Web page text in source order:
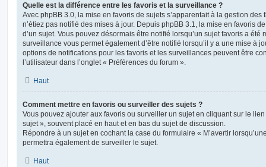
Quelle est la différence entre les favoris et la surveillance ?
Avec phpBB 3.0, la mise en favoris de sujets s’apparentait à la gestion des
n’étiez pas notifié des mises à jour. Depuis phpBB 3.1, la mise en favoris
d’un sujet. Vous pouvez désormais être notifié lorsqu’un sujet favoris a été
surveillance vous permet également d’être notifié lorsqu’il y a une mise à
options de notifications pour les favoris et les surveillances peuvent être
l’utilisateur dans l’onglet « Préférences du forum ».
Haut
Comment mettre en favoris ou surveiller des sujets ?
Vous pouvez ajouter aux favoris ou surveiller un sujet en cliquant sur le
sujet », souvent placé en haut et en bas du sujet de discussion.
Répondre à un sujet en cochant la case du formulaire « M’avertir
permettra également de surveiller le sujet.
Haut